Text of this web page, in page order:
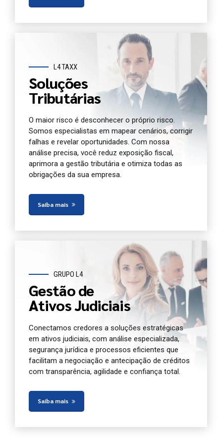
L4 TAXX
Soluções
Tributárias
O maior risco é desconhecer o próprio risco.
Somos especialistas em mapear cenários, corrigir
falhas e revelar oportunidades. Com nossa
análise precisa, você reduz exposição fiscal,
aprimora a gestão tributária e otimiza todas as
obrigações da sua empresa.
Saiba mais
GRUPO L4
Gestão de
Ativos Judiciais
Conectamos credores a soluções estratégicas
em ativos judiciais, com análise especializada,
segurança jurídica e processos eficientes que
facilitam a negociação e antecipação de créditos
com transparência, agilidade e confiança total.
Saiba mais